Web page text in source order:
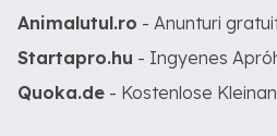
Animalutul.ro - Anunturi
Startapro.hu - Ingyenes
Quoka.de - Kostenlose